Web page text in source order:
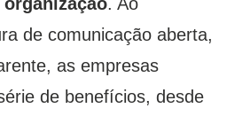
de comunicação aberta,
as empresas
de benefícios, desde